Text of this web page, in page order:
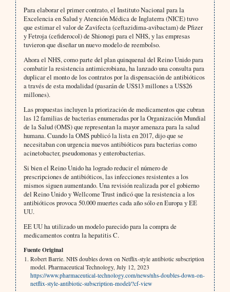
Para elaborar el primer contrato, el Instituto Nacional para la
Excelencia en Salud y Atención Médica de Inglaterra (NICE) tuvo
que estimar el valor de Zavifecta (ceftazidima-avibactam) de Pfizer
y Fetroja (cefiderocol) de Shionogi para el NHS, y las empresas
tuvieron que diseñar un nuevo modelo de reembolso.
Ahora el NHS, como parte del plan quinquenal del Reino Unido para
combatir la resistencia antimicrobiana, ha lanzado una consulta para
duplicar el monto de los contratos por la dispensación de antibióticos
a través de esta modalidad (pasarán de US$13 millones a US$26
millones).
Las propuestas incluyen la priorización de medicamentos que cubran
las 12 familias de bacterias enumeradas por la Organización Mundial
de la Salud (OMS) que representan la mayor amenaza para la salud
humana. Cuando la OMS publicó la lista en 2017, dijo que se
necesitaban con urgencia nuevos antibióticos para bacterias como
acinetobacter, pseudomonas y enterobacterias.
Si bien el Reino Unido ha logrado reducir el número de
prescripciones de antibióticos, las infecciones resistentes a los
mismos siguen aumentando. Una revisión realizada por el gobierno
del Reino Unido y Wellcome Trust indicó que la resistencia a los
antibióticos provoca 50.000 muertes cada año sólo en Europa y EE
UU.
EE UU ha utilizado un modelo parecido para la compra de
medicamentos contra la hepatitis C.
Fuente Original
Robert Barrie. NHS doubles down on Netflix-style antibiotic subscription
model. Pharmaceutical Technology, July 12, 2023
https://www.pharmaceutical-technology.com/news/nhs-doubles-down-on-
netflix-style-antibiotic-subscription-model/?cf-view